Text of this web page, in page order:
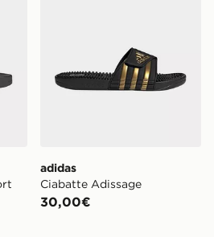
adidas
Ciabatte Adissage
30,00€